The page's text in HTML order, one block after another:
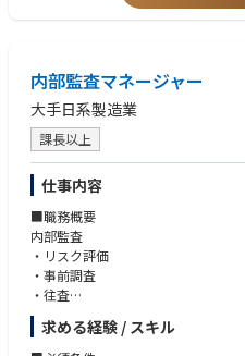
■内装設計: 視覚的満足感と乗り心
■内外装機能設計: 快適性や操作性
制御設計
■熱マネジメント制御設計: 車両、
メント最適化制御設計
◆職場イメージ・職場ミッション
<職場イメージ>
■車両設計はチームで進めます。入
ただき、経験豊富な先輩設計者の指
レーニング（OJT）を通じて現場で
す。
■職場の敷地内にテストコースがあ
き、現地現物で開発を進めることが
■社内では設計に関わる各種研修制
内部監査マネージャー
大手日系製造業
課長以上
仕事内容
■職務概要
内部監査
・リスク評価
・事前調査
・往査
・改善施策のモニタリング
・経営者報告
求める経験 / スキル